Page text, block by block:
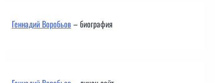
Геннадий Воробьов– биография